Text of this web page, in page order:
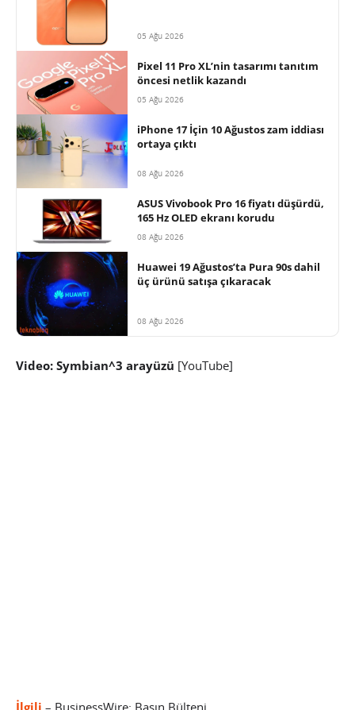
05 Ağu 2026
Pixel 11 Pro XL’nin tasarımı tanıtım
öncesi netlik kazandı
05 Ağu 2026
iPhone 17 İçin 10 Ağustos zam iddiası
ortaya çıktı
08 Ağu 2026
ASUS Vivobook Pro 16 fiyatı düşürdü,
165 Hz OLED ekranı korudu
08 Ağu 2026
Huawei 19 Ağustos’ta Pura 90s dahil
üç ürünü satışa çıkaracak
08 Ağu 2026
Video: Symbian^3 arayüzü [YouTube]
İlgili – BusinessWire: Basın Bülteni